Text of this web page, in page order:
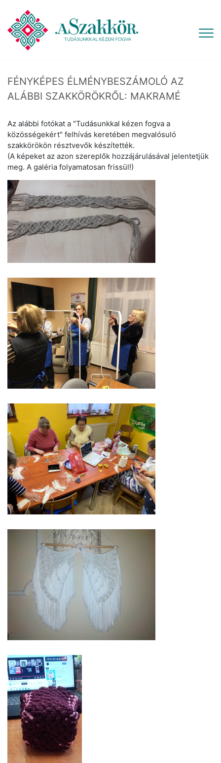
FÉNYKÉPES ÉLMÉNYBESZÁMOLÓ AZ
ALÁBBI SZAKKÖRÖKRŐL: MAKRAMÉ
Az alábbi fotókat a "Tudásunkkal kézen fogva a
közösségekért" felhívás keretében megvalósuló
szakkörökön résztvevők készítették.
(A képeket az azon szereplők hozzájárulásával jelentetjük
meg. A galéria folyamatosan frissül!)